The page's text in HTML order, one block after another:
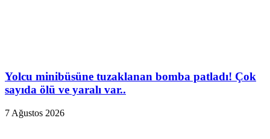
Yolcu minibüsüne tuzaklanan bomba patladı! Çok
sayıda ölü ve yaralı var..
7 Ağustos 2026